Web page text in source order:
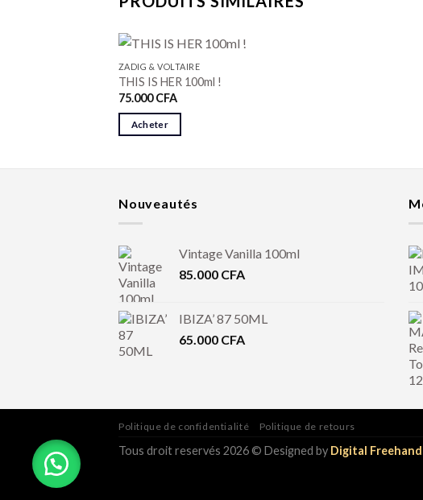
ZADIG & VOLTAIRE
THIS IS HER 100ml !
75.000CFA
Acheter
Nouveautés
Vintage Vanilla 100ml
85.000 CFA
IBIZA’ 87 50ML
65.000 CFA
Politique de confidentialité Politique de retours
Tous droit reservés 2026 © Designed by Digital